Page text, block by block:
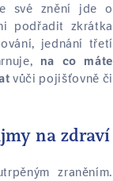
své znění jde o
podřadit zkrátka
jednání třetí
na co máte
vůči pojišťovně či
na zdraví
zraněním.